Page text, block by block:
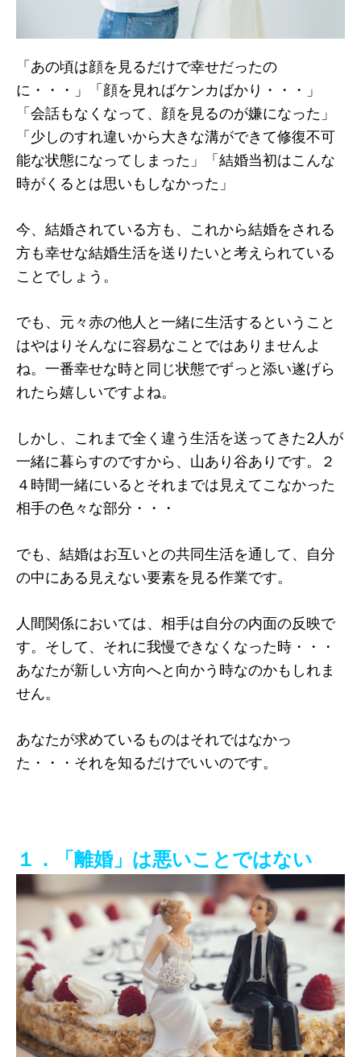
「あの頃は顔を見るだけで幸せだったの
に・・・」「顔を見ればケンカばかり・・・」
「会話もなくなって、顔を見るのが嫌になった」
「少しのすれ違いから大きな溝ができて修復不可
能な状態になってしまった」「結婚当初はこんな
時がくるとは思いもしなかった」
今、結婚されている方も、これから結婚をされる
方も幸せな結婚生活を送りたいと考えられている
ことでしょう。
でも、元々赤の他人と一緒に生活するということ
はやはりそんなに容易なことではありませんよ
ね。一番幸せな時と同じ状態でずっと添い遂げら
れたら嬉しいですよね。
しかし、これまで全く違う生活を送ってきた2人が
一緒に暮らすのですから、山あり谷ありです。２
４時間一緒にいるとそれまでは見えてこなかった
相手の色々な部分・・・
でも、結婚はお互いとの共同生活を通して、自分
の中にある見えない要素を見る作業です。
人間関係においては、相手は自分の内面の反映で
す。そして、それに我慢できなくなった時・・・
あなたが新しい方向へと向かう時なのかもしれま
せん。
あなたが求めているものはそれではなかっ
た・・・それを知るだけでいいのです。
１．「離婚」は悪いことではない